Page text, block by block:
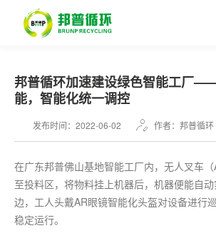
邦普循环加速建设绿色智能工厂
能，智能化统一调控
发布时间：2022-06-02 作者：邦普循环
在广东邦普佛山基地智能工厂内，无人叉车
至投料区，将物料挂上机器后，机器便能自
边，工人头戴AR眼镜智能化头盔对设备进行
稳定运行。